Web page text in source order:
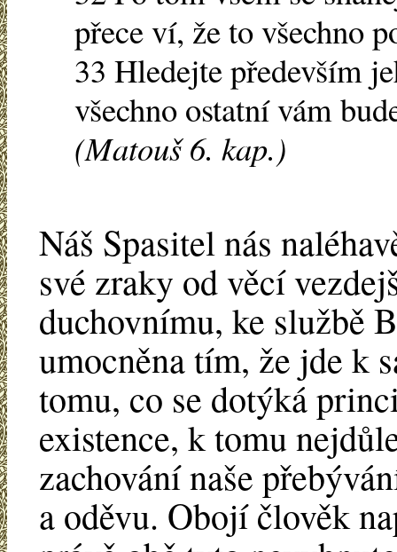
přece ví, že to všechno
33 Hledejte především
všechno ostatní vám
(Matouš 6. kap.)
Náš Spasitel nás
své zraky od věcí
duchovnímu, ke službě
umocněna tím, že jde k
tomu, co se dotýká
existence, k tomu
zachování naše
a oděvu. Obojí člověk